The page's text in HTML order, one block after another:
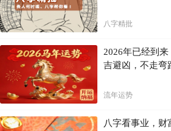
八字精批
2026年已经到
吉避凶，不走弯
流年运势
八字看事业，财